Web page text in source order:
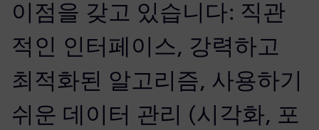
이점을 갖고 있습니다: 직관
적인 인터페이스, 강력하고
최적화된 알고리즘, 사용하기
쉬운 데이터 관리 (시각화, 포